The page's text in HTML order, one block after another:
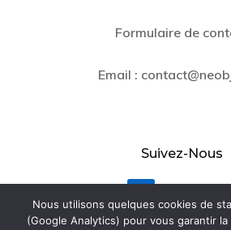
Formulaire de
Email :
Suivez-Nous
Contact
Nous utilisons quelques cookies de
(Google Analytics) pour vous garantir